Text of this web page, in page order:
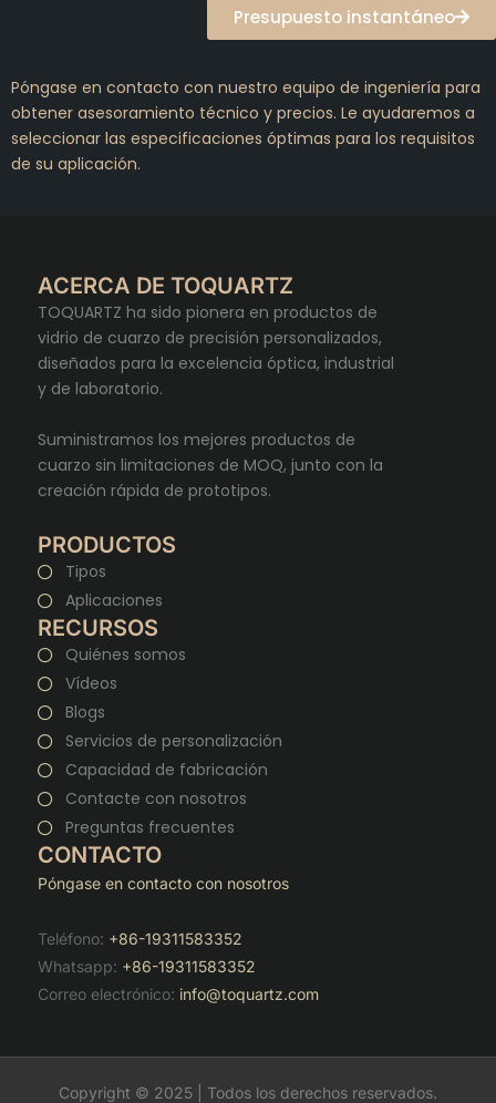
Presupuesto instantáneo
Póngase en contacto con nuestro equipo de ingeniería para
obtener asesoramiento técnico y precios. Le ayudaremos a
seleccionar las especificaciones óptimas para los requisitos
de su aplicación.
ACERCA DE TOQUARTZ
TOQUARTZ ha sido pionera en productos de
vidrio de cuarzo de precisión personalizados,
diseñados para la excelencia óptica, industrial
y de laboratorio.
Suministramos los mejores productos de
cuarzo sin limitaciones de MOQ, junto con la
creación rápida de prototipos.
PRODUCTOS
Tipos
Aplicaciones
RECURSOS
Quiénes somos
Vídeos
Blogs
Servicios de personalización
Capacidad de fabricación
Contacte con nosotros
Preguntas frecuentes
CONTACTO
Póngase en contacto con nosotros
Teléfono: +86-19311583352
Whatsapp: +86-19311583352
Correo electrónico: info@toquartz.com
Copyright © 2025 | Todos los derechos reservados.